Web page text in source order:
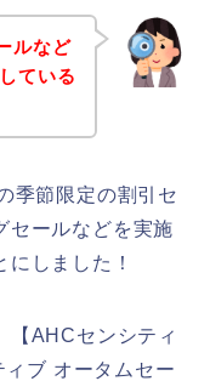
ルなど
ている
季節限定の割引セ
セールなどを実施
しました！
【AHCセンシティ
ブ オータムセー